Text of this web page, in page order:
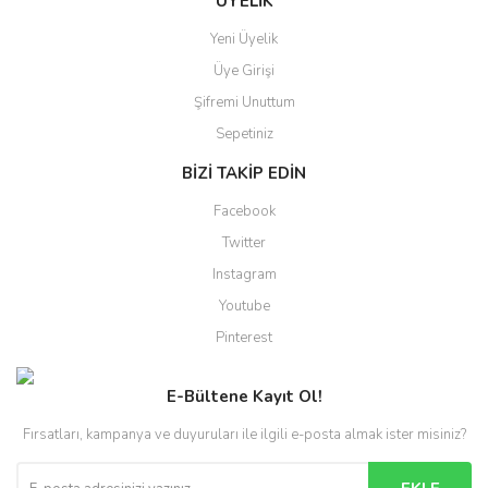
Yeni Üyelik
Üye Girişi
Şifremi Unuttum
Sepetiniz
BİZİ TAKİP EDİN
Facebook
Twitter
Instagram
Youtube
Pinterest
E-Bültene Kayıt Ol!
Fırsatları, kampanya ve duyuruları ile ilgili e-posta almak ister misiniz?